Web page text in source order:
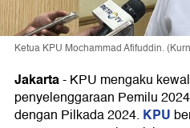
Ketua KPU Mochammad Afifuddin.
Jakarta-KPU mengaku
penyelenggaraan Pemilu
dengan Pilkada 2024. KPU